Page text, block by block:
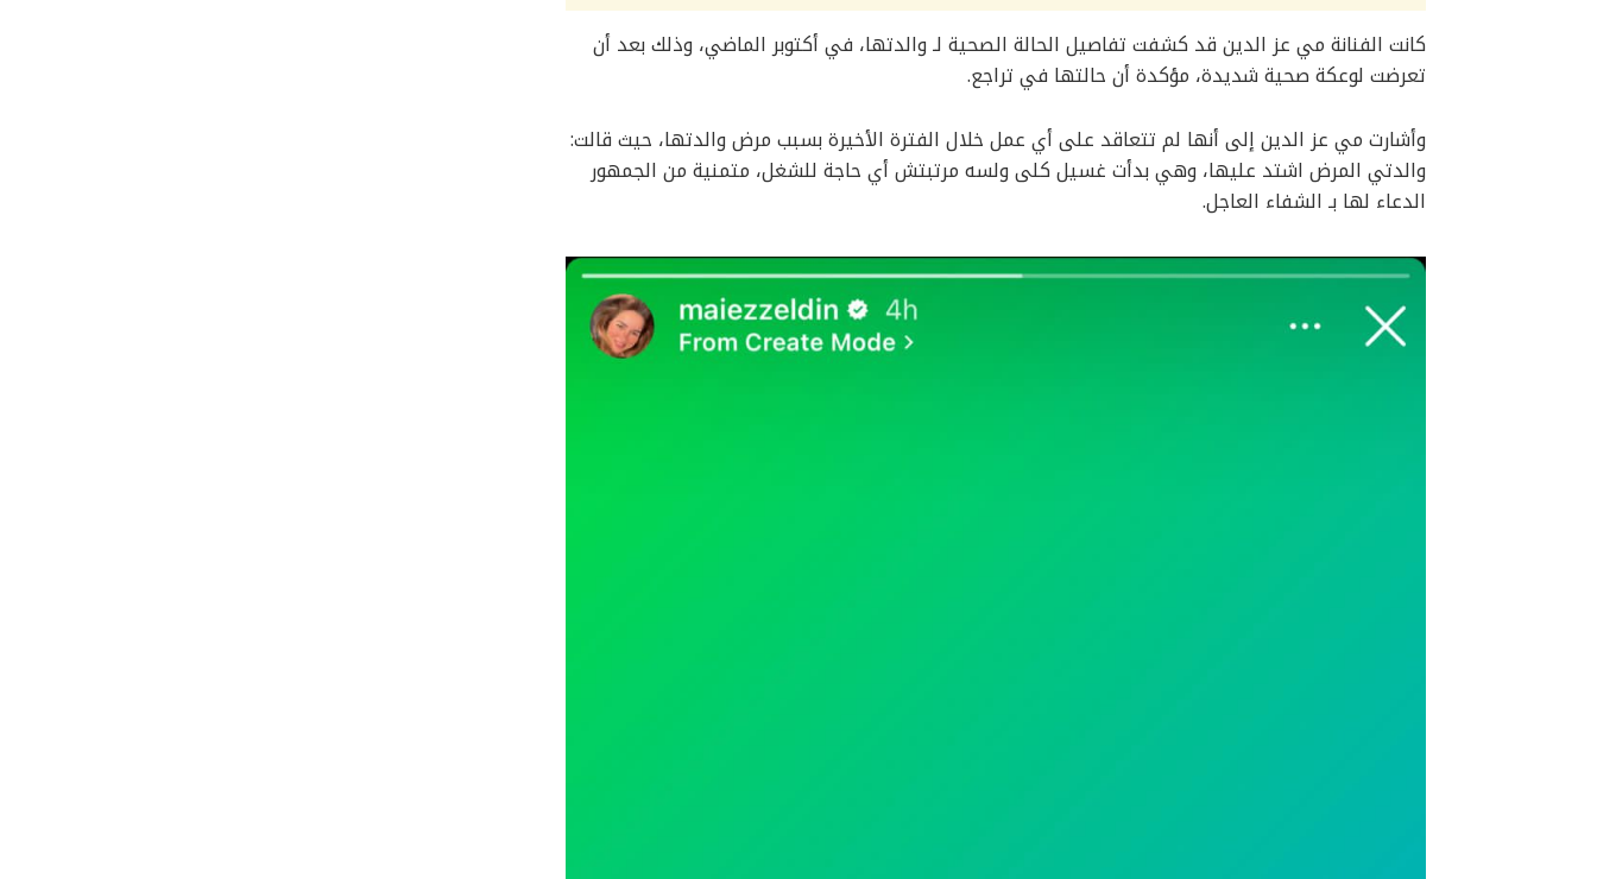
كانت الفنانة مي عز الدين قد كشفت تفاصيل الحالة الصحية لـ والدتها، في أكتوبر الماضي، وذلك بعد أن
تعرضت لوعكة صحية شديدة، مؤكدة أن حالتها في تراجع.
وأشارت مي عز الدين إلى أنها لم تتعاقد على أي عمل خلال الفترة الأخيرة بسبب مرض والدتها، حيث قالت:
والدتي المرض اشتد عليها، وهي بدأت غسيل كلى ولسه مرتبتش أي حاجة للشغل، متمنية من الجمهور
الدعاء لها بـ الشفاء العاجل.